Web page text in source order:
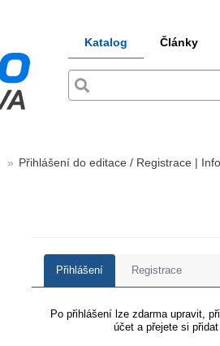
Katalog Články
Přihlášení do editace / Registrace |
Přihlášení Registrace
Po přihlášení lze zdarma upravit,
účet a přejete si